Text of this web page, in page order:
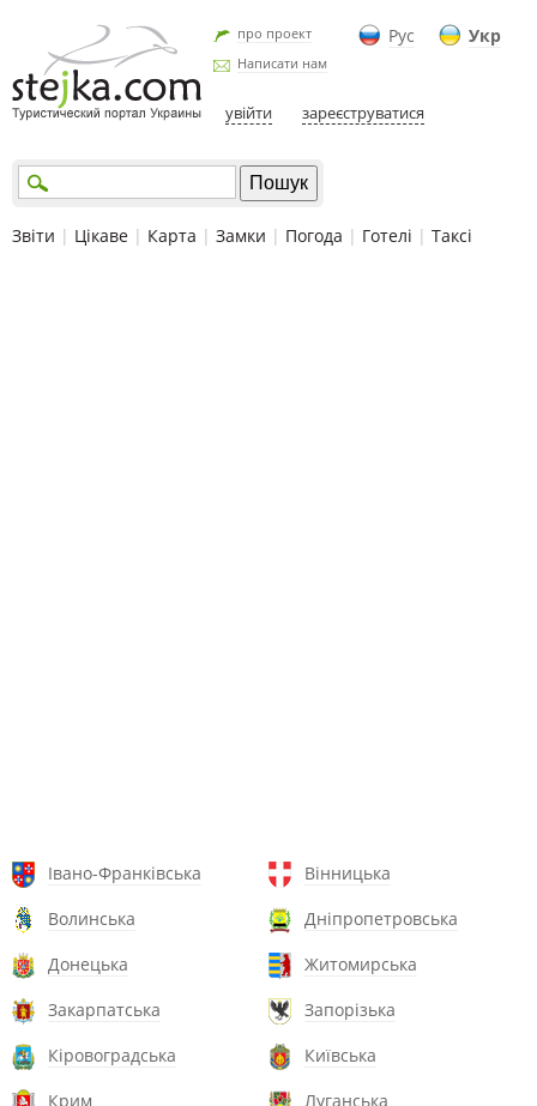
Рус Укр
про проект
Написати нам
увійти зареєструватися
Звіти | Цікаве | Карта | Замки | Погода | Готелі | Таксі
Івано-Франківська
Вінницька
Волинська
Дніпропетровська
Донецька
Житомирська
Закарпатська
Запорізька
Кіровоградська
Київська
Крим
Луганська